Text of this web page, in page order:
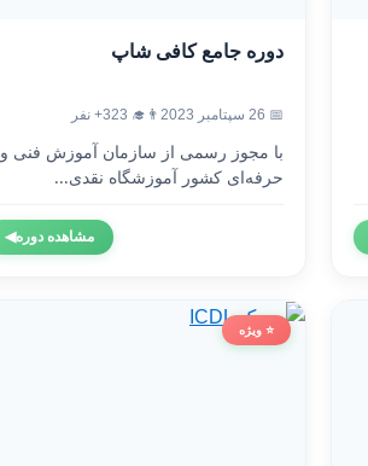
دوره جامع کافی شاپ
📅 26 سپتامبر 2023 👨‍🎓 323+ نفر
با مجوز رسمی از سازمان آموزش فنی و
حرفه‌ای کشور آموزشگاه نقدی...
مشاهده دوره◀
⭐ ویژه